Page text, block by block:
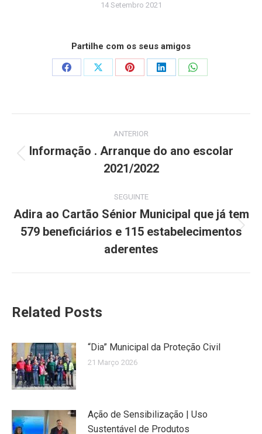
14 Setembro 2021
Partilhe com os seus amigos
Share
Share
Share
Share
Share
navigation
ANTERIOR
Previous
post:
Informação . Arranque do ano escolar
2021/2022
SEGUINTE
Next
post:
Adira ao Cartão Sénior Municipal que já tem
579 beneficiários e 115 estabelecimentos
aderentes
Related Posts
“Dia” Municipal da Proteção Civil
21 Março 2026
Ação de Sensibilização | Uso
Sustentável de Produtos